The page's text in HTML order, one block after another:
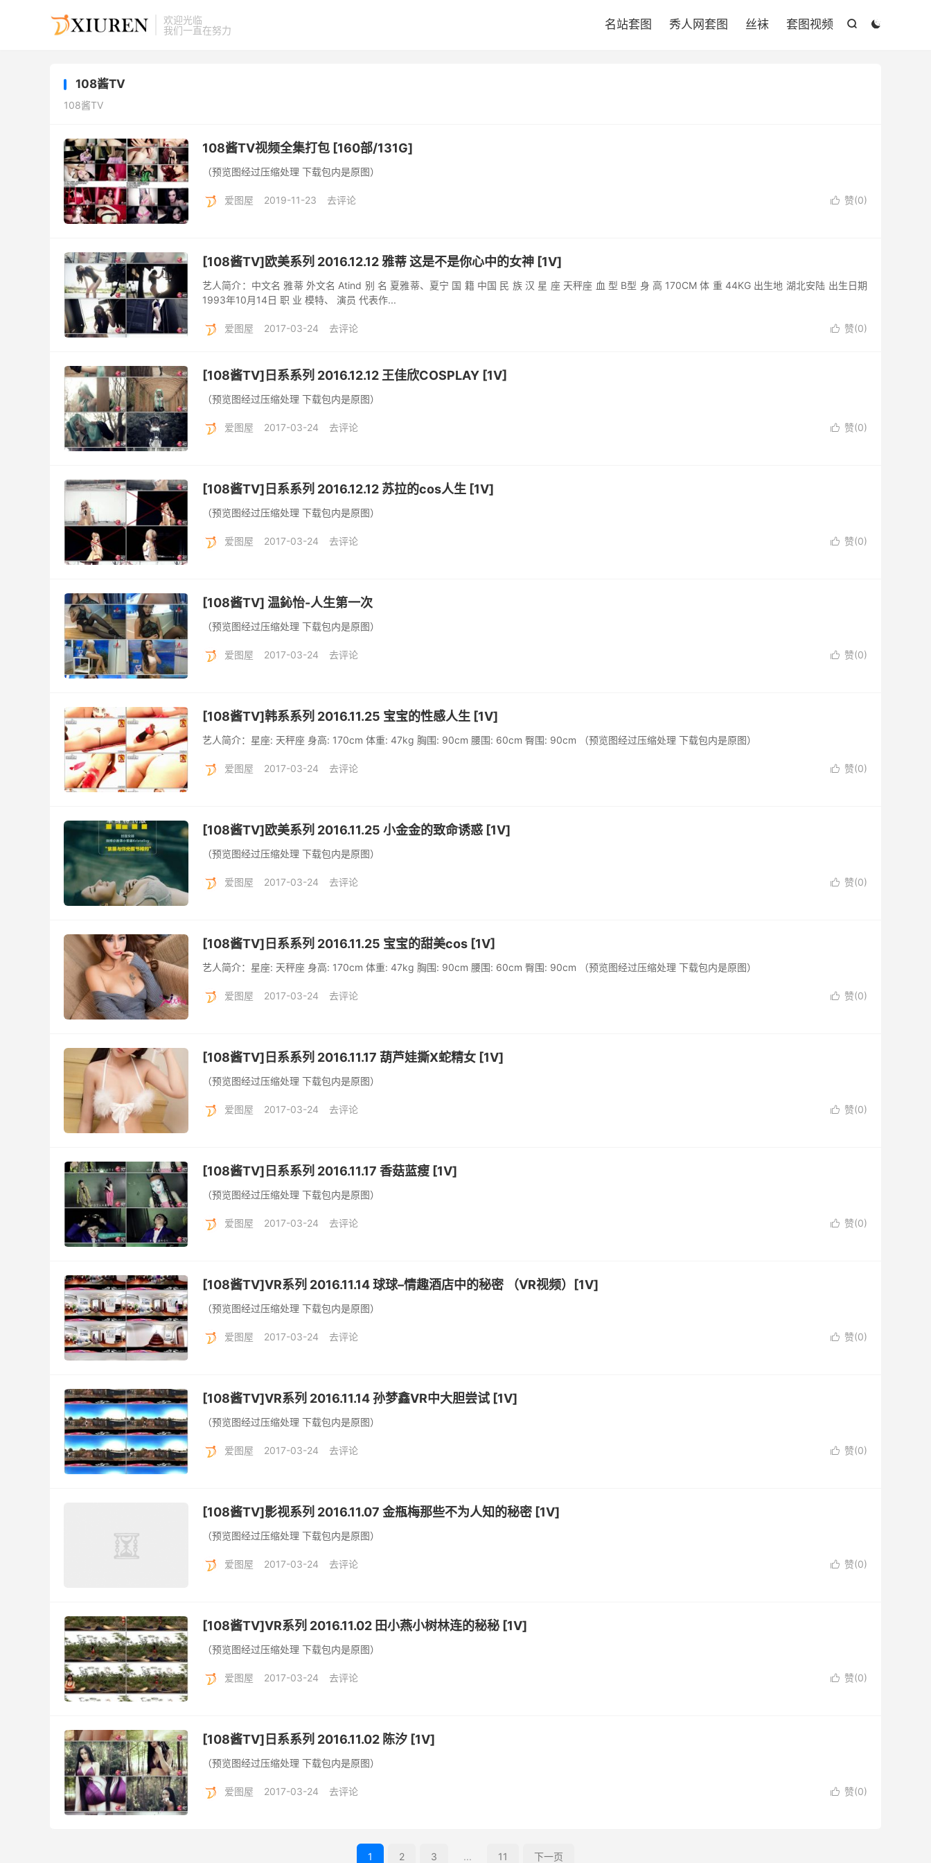
欢迎光临
我们一直在努力


名站套图 秀人网套图 丝袜 套图视频
108酱TV
108酱TV
108酱TV视频全集打包 [160部/131G]
（预览图经过压缩处理 下载包内是原图）
 赞(0)
爱图屋 2019-11-23 去评论
[108酱TV]欧美系列 2016.12.12 雅蒂 这是不是你心中的女神 [1V]
艺人简介：中文名 雅蒂 外文名 Atind 别 名 夏雅蒂、夏宁 国 籍 中国 民 族 汉 星 座 天秤座 血 型 B型 身 高 170CM 体 重 44KG 出生地 湖北安陆 出生日期
1993年10月14日 职 业 模特、 演员 代表作...
 赞(0)
爱图屋 2017-03-24 去评论
[108酱TV]日系系列 2016.12.12 王佳欣COSPLAY [1V]
（预览图经过压缩处理 下载包内是原图）
 赞(0)
爱图屋 2017-03-24 去评论
[108酱TV]日系系列 2016.12.12 苏拉的cos人生 [1V]
（预览图经过压缩处理 下载包内是原图）
 赞(0)
爱图屋 2017-03-24 去评论
[108酱TV] 温鈊怡-人生第一次
（预览图经过压缩处理 下载包内是原图）
 赞(0)
爱图屋 2017-03-24 去评论
[108酱TV]韩系系列 2016.11.25 宝宝的性感人生 [1V]
艺人简介：星座: 天秤座 身高: 170cm 体重: 47kg 胸围: 90cm 腰围: 60cm 臀围: 90cm （预览图经过压缩处理 下载包内是原图）
 赞(0)
爱图屋 2017-03-24 去评论
[108酱TV]欧美系列 2016.11.25 小金金的致命诱惑 [1V]
（预览图经过压缩处理 下载包内是原图）
 赞(0)
爱图屋 2017-03-24 去评论
[108酱TV]日系系列 2016.11.25 宝宝的甜美cos [1V]
艺人简介：星座: 天秤座 身高: 170cm 体重: 47kg 胸围: 90cm 腰围: 60cm 臀围: 90cm （预览图经过压缩处理 下载包内是原图）
 赞(0)
爱图屋 2017-03-24 去评论
[108酱TV]日系系列 2016.11.17 葫芦娃撕X蛇精女 [1V]
（预览图经过压缩处理 下载包内是原图）
 赞(0)
爱图屋 2017-03-24 去评论
[108酱TV]日系系列 2016.11.17 香菇蓝瘦 [1V]
（预览图经过压缩处理 下载包内是原图）
 赞(0)
爱图屋 2017-03-24 去评论
[108酱TV]VR系列 2016.11.14 球球–情趣酒店中的秘密 （VR视频）[1V]
（预览图经过压缩处理 下载包内是原图）
 赞(0)
爱图屋 2017-03-24 去评论
[108酱TV]VR系列 2016.11.14 孙梦鑫VR中大胆尝试 [1V]
（预览图经过压缩处理 下载包内是原图）
 赞(0)
爱图屋 2017-03-24 去评论
[108酱TV]影视系列 2016.11.07 金瓶梅那些不为人知的秘密 [1V]
（预览图经过压缩处理 下载包内是原图）
 赞(0)
爱图屋 2017-03-24 去评论
[108酱TV]VR系列 2016.11.02 田小燕小树林连的秘秘 [1V]
（预览图经过压缩处理 下载包内是原图）
 赞(0)
爱图屋 2017-03-24 去评论
[108酱TV]日系系列 2016.11.02 陈汐 [1V]
（预览图经过压缩处理 下载包内是原图）
 赞(0)
爱图屋 2017-03-24 去评论
1 2 3 ... 11 下一页